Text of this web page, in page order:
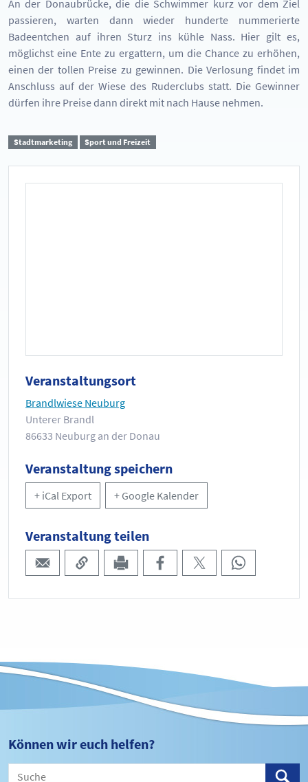
An der Donaubrücke, die die Schwimmer kurz vor dem Ziel
passieren, warten dann wieder hunderte nummerierte
Badeentchen auf ihren Sturz ins kühle Nass. Hier gilt es,
möglichst eine Ente zu ergattern, um die Chance zu erhöhen,
einen der tollen Preise zu gewinnen. Die Verlosung findet im
Anschluss auf der Wiese des Ruderclubs statt. Die Gewinner
dürfen ihre Preise dann direkt mit nach Hause nehmen.
Stadtmarketing Sport und Freizeit
Veranstaltungsort
Brandlwiese Neuburg
Unterer Brandl
86633 Neuburg an der Donau
Veranstaltung speichern
+ iCal Export + Google Kalender
Veranstaltung teilen
Können wir euch helfen?